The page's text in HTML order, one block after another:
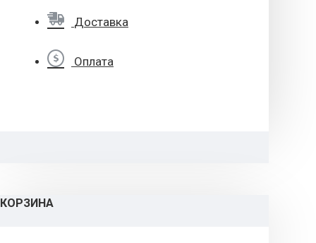
Доставка
Оплата
КОРЗИНА